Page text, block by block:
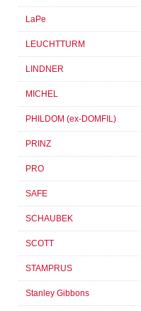
LaPe
LEUCHTTURM
LINDNER
MICHEL
PHILDOM (ex-DOMFIL)
PRINZ
PRO
SAFE
SCHAUBEK
SCOTT
STAMPRUS
Stanley Gibbons